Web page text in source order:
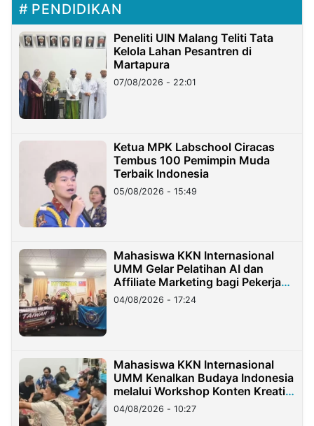
PENDIDIKAN
Peneliti UIN Malang Teliti Tata
Kelola Lahan Pesantren di
Martapura
07/08/2026 - 22:01
Ketua MPK Labschool Ciracas
Tembus 100 Pemimpin Muda
Terbaik Indonesia
05/08/2026 - 15:49
Mahasiswa KKN Internasional
UMM Gelar Pelatihan AI dan
Affiliate Marketing bagi Pekerja
Migran Indonesia di Taiwan
04/08/2026 - 17:24
Mahasiswa KKN Internasional
UMM Kenalkan Budaya Indonesia
melalui Workshop Konten Kreatif
di Taiwan
04/08/2026 - 10:27